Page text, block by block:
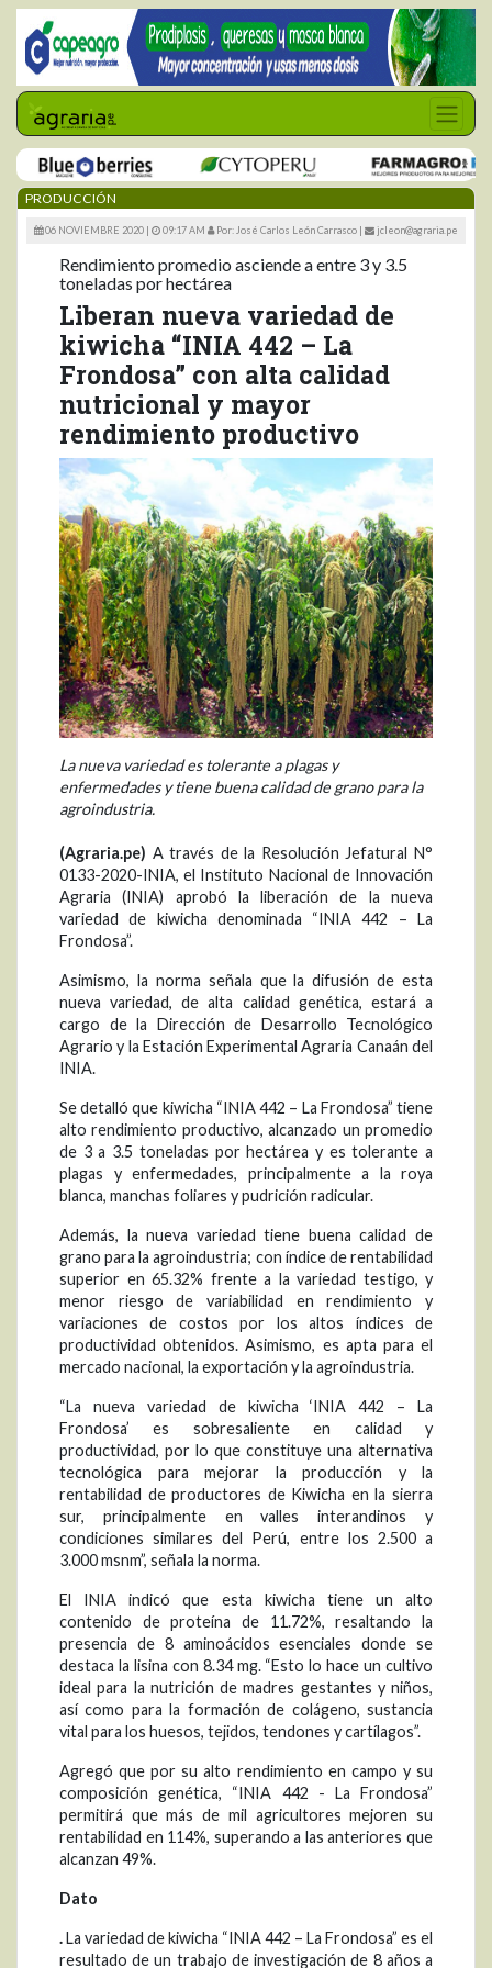
PRODUCCIÓN
06 NOVIEMBRE 2020 | 09:17 AM Por: José Carlos León Carrasco | jcleon@agraria.pe
Rendimiento promedio asciende a entre 3 y 3.5
toneladas por hectárea
Liberan nueva variedad de
kiwicha “INIA 442 – La
Frondosa” con alta calidad
nutricional y mayor
rendimiento productivo
La nueva variedad es tolerante a plagas y
enfermedades y tiene buena calidad de grano para la
agroindustria.
(Agraria.pe) A través de la Resolución Jefatural N°
0133-2020-INIA, el Instituto Nacional de Innovación
Agraria (INIA) aprobó la liberación de la nueva
variedad de kiwicha denominada “INIA 442 – La
Frondosa”.
Asimismo, la norma señala que la difusión de esta
nueva variedad, de alta calidad genética, estará a
cargo de la Dirección de Desarrollo Tecnológico
Agrario y la Estación Experimental Agraria Canaán del
INIA.
Se detalló que kiwicha “INIA 442 – La Frondosa” tiene
alto rendimiento productivo, alcanzado un promedio
de 3 a 3.5 toneladas por hectárea y es tolerante a
plagas y enfermedades, principalmente a la roya
blanca, manchas foliares y pudrición radicular.
Además, la nueva variedad tiene buena calidad de
grano para la agroindustria; con índice de rentabilidad
superior en 65.32% frente a la variedad testigo, y
menor riesgo de variabilidad en rendimiento y
variaciones de costos por los altos índices de
productividad obtenidos. Asimismo, es apta para el
mercado nacional, la exportación y la agroindustria.
“La nueva variedad de kiwicha ‘INIA 442 – La
Frondosa’ es sobresaliente en calidad y
productividad, por lo que constituye una alternativa
tecnológica para mejorar la producción y la
rentabilidad de productores de Kiwicha en la sierra
sur, principalmente en valles interandinos y
condiciones similares del Perú, entre los 2.500 a
3.000 msnm”, señala la norma.
El INIA indicó que esta kiwicha tiene un alto
contenido de proteína de 11.72%, resaltando la
presencia de 8 aminoácidos esenciales donde se
destaca la lisina con 8.34 mg. “Esto lo hace un cultivo
ideal para la nutrición de madres gestantes y niños,
así como para la formación de colágeno, sustancia
vital para los huesos, tejidos, tendones y cartílagos”.
Agregó que por su alto rendimiento en campo y su
composición genética, “INIA 442 - La Frondosa”
permitirá que más de mil agricultores mejoren su
rentabilidad en 114%, superando a las anteriores que
alcanzan 49%.
Dato
.La variedad de kiwicha “INIA 442 – La Frondosa” es el
resultado de un trabajo de investigación de 8 años a